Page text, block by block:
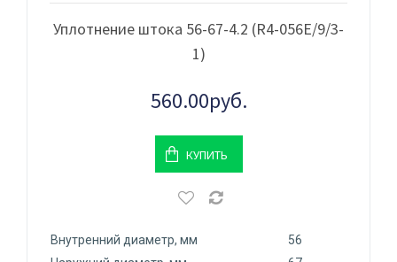
Уплотнение штока 56-67-4.2 (R4-056Е/9/3-
1)
560.00руб.
КУПИТЬ
Внутренний диаметр, мм
56